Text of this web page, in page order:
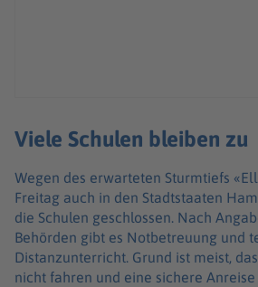
Viele Schulen bleiben zu
Wegen des erwarteten Sturmtiefs
Freitag auch in den Stadtstaaten
die Schulen geschlossen. Nach
Behörden gibt es Notbetreuung und
Distanzunterricht. Grund ist meist,
nicht fahren und eine sichere